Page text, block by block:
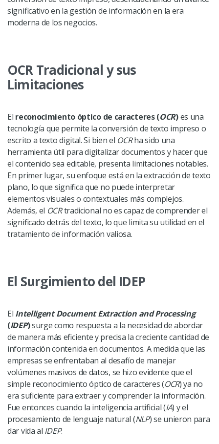
significativo en la gestión de información en la era
moderna de los negocios.
OCR Tradicional y sus
Limitaciones
El reconocimiento óptico de caracteres (OCR)es una
tecnología que permite la conversión de texto impreso o
escrito a texto digital. Si bien el OCRha sido una
herramienta útil para digitalizar documentos y hacer que
el contenido sea editable, presenta limitaciones notables.
En primer lugar, su enfoque está en la extracción de texto
plano, lo que significa que no puede interpretar
elementos visuales o contextuales más complejos.
Además, el OCRtradicional no es capaz de comprender el
significado detrás del texto, lo que limita su utilidad en el
tratamiento de información valiosa.
El Surgimiento del IDEP
El Intelligent Document Extraction and Processing
(IDEP)surge como respuesta a la necesidad de abordar
de manera más eficiente y precisa la creciente cantidad de
información contenida en documentos. A medida que las
empresas se enfrentaban al desafío de manejar
volúmenes masivos de datos, se hizo evidente que el
simple reconocimiento óptico de caracteres (OCR) ya no
era suficiente para extraer y comprender la información.
Fue entonces cuando la inteligencia artificial (IA) y el
procesamiento de lenguaje natural (NLP) se unieron para
dar vida al IDEP.